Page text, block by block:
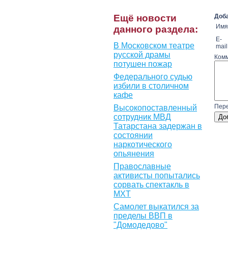
Ещё новости
данного раздела:
В Московском театре
русской драмы
потушен пожар
Федерального судью
избили в столичном
кафе
Высокопоставленный
сотрудник МВД
Татарстана задержан в
состоянии
наркотического
опьянения
Православные
активисты попытались
сорвать спектакль в
МХТ
Самолет выкатился за
пределы ВВП в
"Домодедово"
E-